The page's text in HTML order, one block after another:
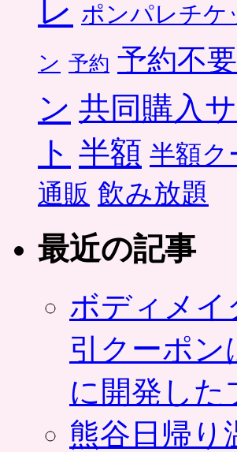
レ ポンパレチケ
ン 予約 予約不要
ン 共同購入
ト 半額 半額ク
通販 飲み放題
最近の記事
ボディメイ
引クーポ
に開発し
熊谷日帰り